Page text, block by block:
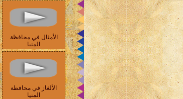
الأمثال في محافظة
المنيا
الألغاز في محافظة
المنيا